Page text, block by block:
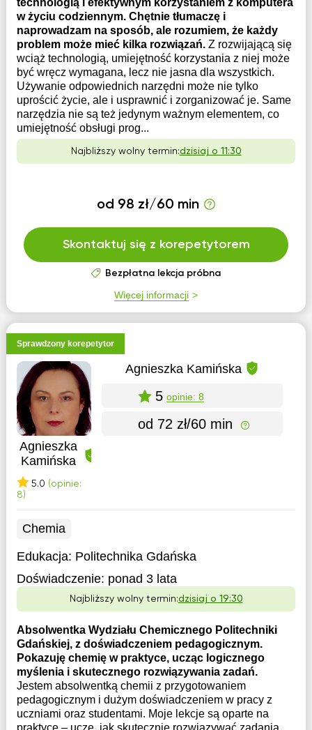
technologią i efektywnym korzystaniem z komputera
w życiu codziennym. Chętnie tłumaczę i
naprowadzam na sposób, ale rozumiem, że każdy
problem może mieć kilka rozwiązań. Z rozwijającą się
wciąż technologią, umiejętność korzystania z niej może
być wręcz wymagana, lecz nie jasna dla wszystkich.
Używanie odpowiednich narzędni może nie tylko
uprościć życie, ale i usprawnić i zorganizować je. Same
narzędzia nie są też jedynym ważnym elementem, co
umiejętność obsługi prog...
Najbliższy wolny termin:dzisiaj o 11:30
od 98 zł/60 min
Skontaktuj się z korepetytorem
Bezpłatna lekcja próbna
Więcej informacji
Sprawdzony korepetytor
Agnieszka
Kamińska
5.0 (opinie:
8)
Agnieszka Kamińska
5 opinie: 8
od 72 zł/60 min
Chemia
Edukacja: Politechnika Gdańska
Doświadczenie: ponad 3 lata
Najbliższy wolny termin:dzisiaj o 19:30
Absolwentka Wydziału Chemicznego Politechniki
Gdańskiej, z doświadczeniem pedagogicznym.
Pokazuję chemię w praktyce, ucząc logicznego
myślenia i skutecznego rozwiązywania zadań.
Jestem absolwentką chemii z przygotowaniem
pedagogicznym i dużym doświadczeniem w pracy z
uczniami oraz studentami. Moje lekcje są oparte na
praktyce – uczę, jak skutecznie rozwiązywać zadania,